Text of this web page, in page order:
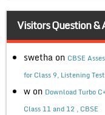
Visitors Question &
swetha on CBSE
for Class 9, Listening
w on Download Turbo
Class 11 and 12 , CBSE